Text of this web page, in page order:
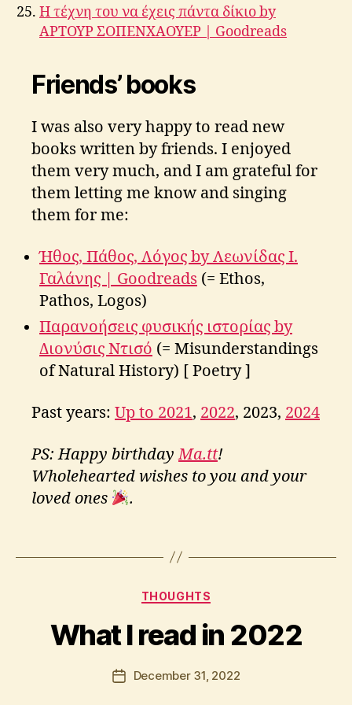
Η τέχνη του να έχεις πάντα δίκιο by
ΑΡΤΟΥΡ ΣΟΠΕΝΧΑΟΥΕΡ | Goodreads
Friends’ books
I was also very happy to read new
books written by friends. I enjoyed
them very much, and I am grateful for
them letting me know and singing
them for me:
Ήθος, Πάθος, Λόγος by Λεωνίδας Ι.
Γαλάνης | Goodreads (= Ethos,
Pathos, Logos)
Παρανοήσεις φυσικής ιστορίας by
Διονύσις Ντισό (= Misunderstandings
of Natural History) [ Poetry ]
Past years: Up to 2021, 2022, 2023, 2024
PS: Happy birthdayMa.tt!
Wholehearted wishes to you and your
loved ones
.
o
o
k
s
Categories
THOUGHTS
What I read in 2022
Post
author
o
t
o
o
PostDecember 31, 2022